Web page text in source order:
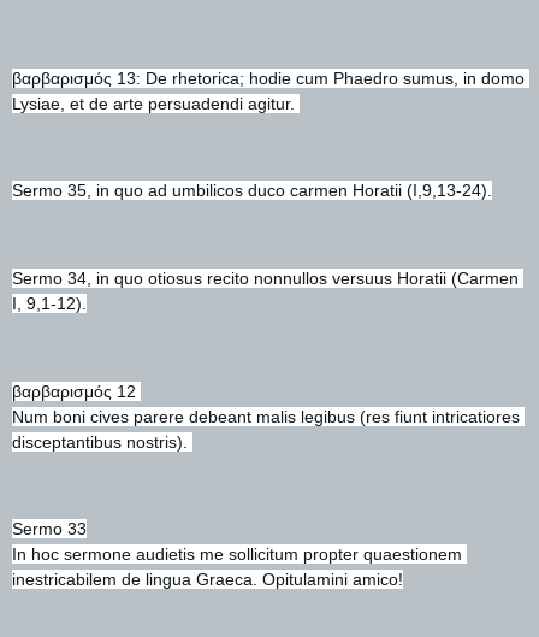
βαρβαρισμός 13: De rhetorica; hodie cum Phaedro sumus, in domo
Lysiae, et de arte persuadendi agitur.
Sermo 35, in quo ad umbilicos duco carmen Horatii (I,9,13-24).
Sermo 34, in quo otiosus recito nonnullos versuus Horatii (Carmen
I, 9,1-12).
βαρβαρισμός 12
Num boni cives parere debeant malis legibus (res fiunt intricatiores
disceptantibus nostris).
Sermo 33
In hoc sermone audietis me sollicitum propter quaestionem
inestricabilem de lingua Graeca. Opitulamini amico!